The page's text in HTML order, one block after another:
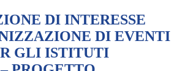
DI INTERESSE
DI EVENTI
GLI ISTITUTI